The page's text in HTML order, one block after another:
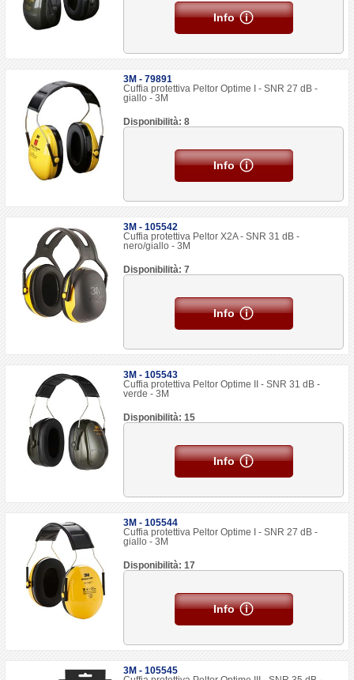
Info
3M - 79891
Cuffia protettiva Peltor Optime I - SNR 27 dB -
giallo - 3M
Disponibilità: 8
Info
3M - 105542
Cuffia protettiva Peltor X2A - SNR 31 dB -
nero/giallo - 3M
Disponibilità: 7
Info
3M - 105543
Cuffia protettiva Peltor Optime II - SNR 31 dB -
verde - 3M
Disponibilità: 15
Info
3M - 105544
Cuffia protettiva Peltor Optime I - SNR 27 dB -
giallo - 3M
Disponibilità: 17
Info
3M - 105545